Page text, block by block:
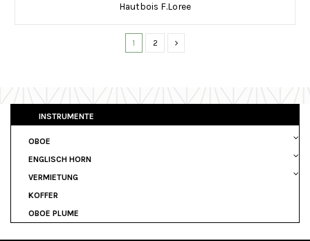
Hautbois F.Loree
1 2
INSTRUMENTE
OBOE
ENGLISCH HORN
VERMIETUNG
KOFFER
OBOE PLUME